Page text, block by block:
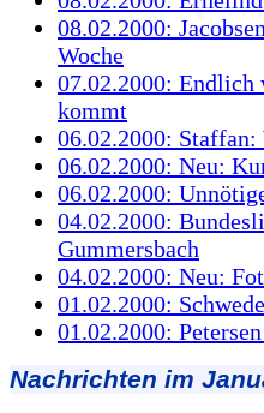
08.02.2000:
Woche
07.02.2000:
kommt
06.02.2000:
06.02.2000: Neu:
06.02.2000:
04.02.2000:
Gummersbach
04.02.2000: Neu:
01.02.2000:
01.02.2000:
Nachrichten im